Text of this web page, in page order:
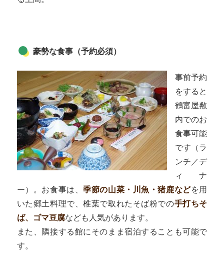
豪勢な食事（予約必須）
事前予約
をすると
鶴富屋敷
内でのお
食事可能
です（ラ
ンチ／デ
ィナ
ー）。お食事は、季節の山菜・川魚・猪鹿などを用
いた郷土料理で、椎葉で取れたそば粉での手打ちそ
ば、ゴマ豆腐なども人気があります。
また、隣接する館にそのまま宿泊することも可能で
す。